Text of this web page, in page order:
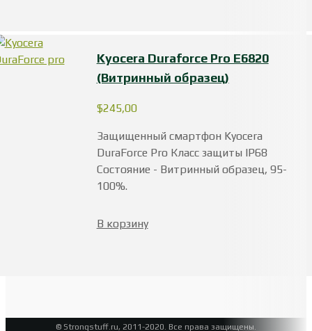
Kyocera Duraforce Pro E6820
(Витринный образец)
$245,00
Защищенный смартфон Kyocera
DuraForce Pro Класс защиты IP68
Состояние - Витринный образец, 95-
100%.
В корзину
© Strongstuff.ru, 2011-2020. Все права защищены.